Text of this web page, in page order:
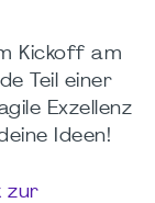
Kickoff am
Teil einer
Exzellenz
Ideen!
zur